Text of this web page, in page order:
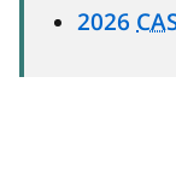
2026